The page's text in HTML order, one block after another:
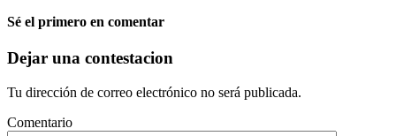
Sé el primero en comentar
Dejar una contestacion
Tu dirección de correo electrónico no será publicada.
Comentario